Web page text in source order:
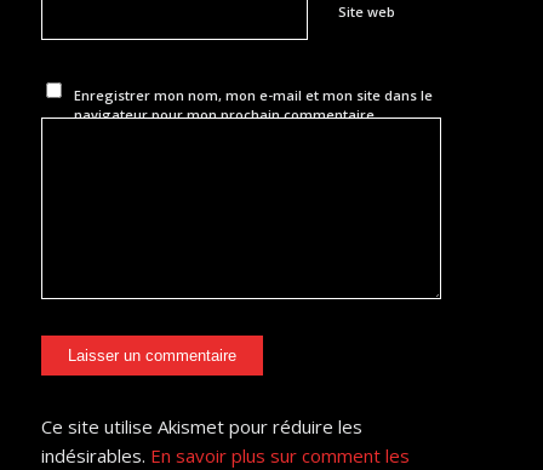
Site web
Enregistrer mon nom, mon e-mail et mon site dans le
navigateur pour mon prochain commentaire.
Ce site utilise Akismet pour réduire les
indésirables. En savoir plus sur comment les